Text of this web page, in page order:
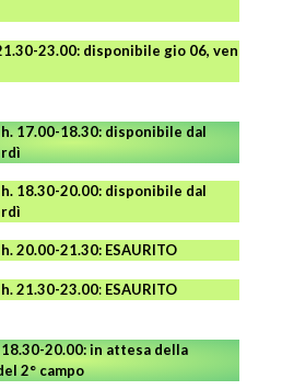
23.00: disponibile gio 06, ven
h. 17.00-18.30: disponibile dal
h. 18.30-20.00: disponibile dal
20.00-21.30: ESAURITO
h. 21.30-23.00: ESAURITO
18.30-20.00:in attesa della
2° campo